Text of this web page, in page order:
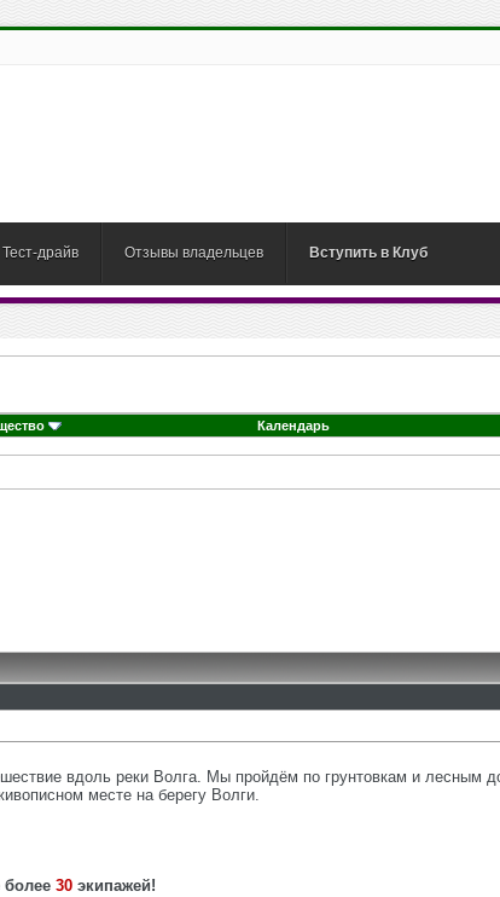
Тест-драйв Отзывы владельцев Вступить в Клуб
Календарь
вдоль реки Волга. Мы пройдём по грунтовкам и
месте на берегу Волги.
более 30 экипажей!